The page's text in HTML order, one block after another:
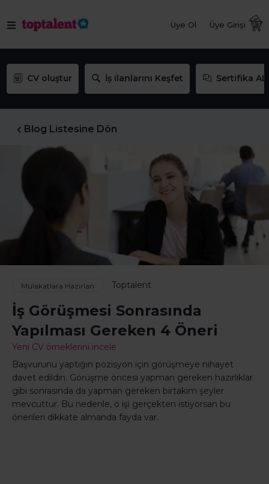
Üye Ol Üye Girişi
CV oluştur İş ilanlarını Keşfet Sertifika AL
Blog Listesine Dön
Mülakatlara Hazırlan Toptalent
İş Görüşmesi Sonrasında
Yapılması Gereken 4 Öneri
Yeni CV örneklerini incele
Başvurunu yaptığın pozisyon için görüşmeye nihayet
davet edildin. Görüşme öncesi yapman gereken hazırlıklar
gibi sonrasında da yapman gereken birtakım şeyler
mevcuttur. Bu nedenle, o işi gerçekten istiyorsan bu
önerileri dikkate almanda fayda var.